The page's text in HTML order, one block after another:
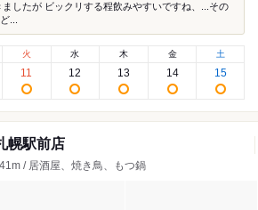
ましたが ビックリする程飲みやすいですね、...その
...
火
11
水
12
木
13
金
14
土
15
幌駅前店
/ 居酒屋、焼き鳥、もつ鍋